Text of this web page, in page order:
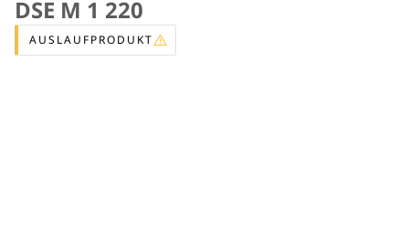
DSE M 1 220
AUSLAUFPRODUKT